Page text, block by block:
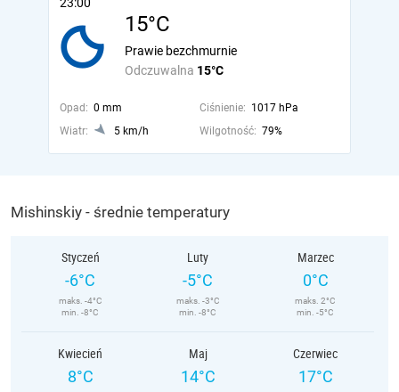
15°C
Odczuwalna 15°C
Prawie bezchmurnie
Opad: 0 mm Ciśnienie: 1017 hPa
Wiatr:
5 km/h Wilgotność: 79%
Mishinskiy - średnie temperatury
Styczeń
-6°C
maks. -4°C
min. -8°C
Luty
-5°C
maks. -3°C
min. -8°C
Marzec
0°C
maks. 2°C
min. -5°C
Kwiecień
8°C
Maj
14°C
Czerwiec
17°C